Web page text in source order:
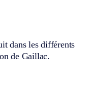
dans les différents
de Gaillac.